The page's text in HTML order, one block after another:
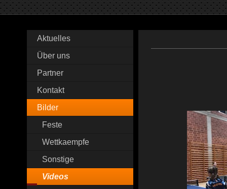
Aktuelles
Über uns
Partner
Kontakt
Bilder
Feste
Wettkaempfe
Sonstige
Videos